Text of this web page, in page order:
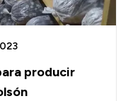
producir